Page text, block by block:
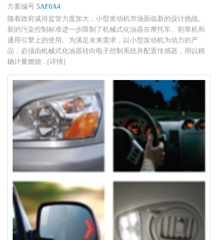
方案编号 5AF0A4
随着政府减排监管力度加大，小型发动机市场面临新的设计挑战。
新的污染控制标准进一步限制了机械式化油器在摩托车、割草机和
通用引擎上的使用。为满足未来需求，以小型发动机为动力的产
品，必须由机械式化油器转向电子控制系统并配置传感器，用以精
确计量燃烧...[详情]